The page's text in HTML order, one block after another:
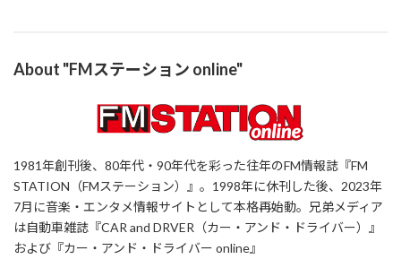
About "FMステーション online"
1981年創刊後、80年代・90年代を彩った往年のFM情報誌『FM
STATION（FMステーション）』。1998年に休刊した後、2023年
7月に音楽・エンタメ情報サイトとして本格再始動。兄弟メディア
は自動車雑誌『CAR and DRVER（カー・アンド・ドライバー）』
および『カー・アンド・ドライバー online』